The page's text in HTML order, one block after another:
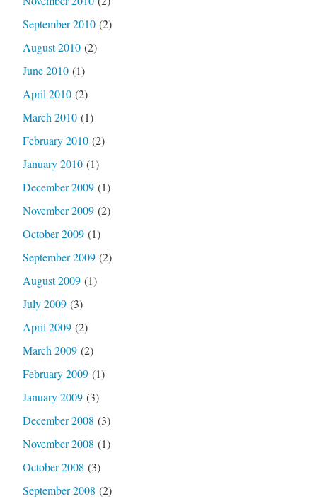
September 2010(2)
August 2010(2)
June 2010(1)
April 2010(2)
March 2010(1)
February 2010(2)
January 2010(1)
December 2009(1)
November 2009(2)
October 2009(1)
September 2009(2)
August 2009(1)
July 2009(3)
April 2009(2)
March 2009(2)
February 2009(1)
January 2009(3)
December 2008 (3)
November 2008 (1)
October 2008 (3)
September 2008 (2)